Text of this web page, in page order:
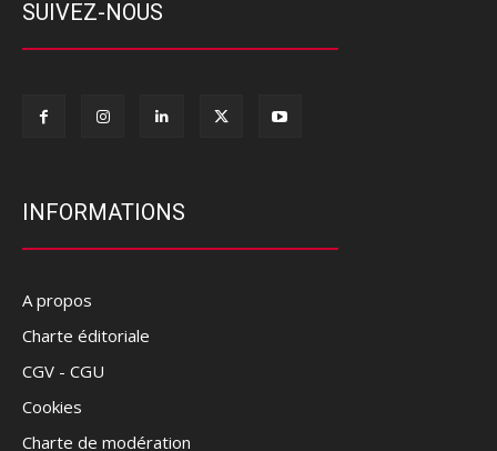
SUIVEZ-NOUS
INFORMATIONS
A propos
Charte éditoriale
CGV - CGU
Cookies
Charte de modération